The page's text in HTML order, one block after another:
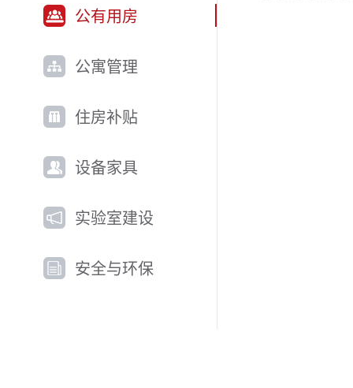
公有用房
公寓管理
住房补贴
设备家具
实验室建设
安全与环保